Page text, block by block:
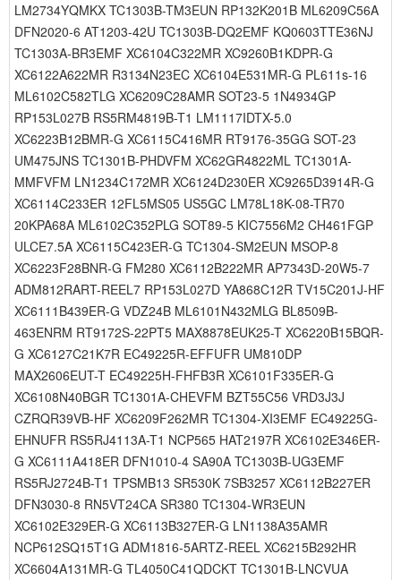
LM2734YQMKX TC1303B-TM3EUN RP132K201B ML6209C56A
DFN2020-6 AT1203-42U TC1303B-DQ2EMF KQ0603TTE36NJ
TC1303A-BR3EMF XC6104C322MR XC9260B1KDPR-G
XC6122A622MR R3134N23EC XC6104E531MR-G PL611s-16
ML6102C582TLG XC6209C28AMR SOT23-5 1N4934GP
RP153L027B RS5RM4819B-T1 LM1117IDTX-5.0
XC6223B12BMR-G XC6115C416MR RT9176-35GG SOT-23
UM475JNS TC1301B-PHDVFM XC62GR4822ML TC1301A-
MMFVFM LN1234C172MR XC6124D230ER XC9265D3914R-G
XC6114C233ER 12FL5MS05 US5GC LM78L18K-08-TR70
20KPA68A ML6102C352PLG SOT89-5 KIC7556M2 CH461FGP
ULCE7.5A XC6115C423ER-G TC1304-SM2EUN MSOP-8
XC6223F28BNR-G FM280 XC6112B222MR AP7343D-20W5-7
ADM812RART-REEL7 RP153L027D YA868C12R TV15C201J-HF
XC6111B439ER-G VDZ24B ML6101N432MLG BL8509B-
463ENRM RT9172S-22PT5 MAX8878EUK25-T XC6220B15BQR-
G XC6127C21K7R EC49225R-EFFUFR UM810DP
MAX2606EUT-T EC49225H-FHFB3R XC6101F335ER-G
XC6108N40BGR TC1301A-CHEVFM BZT55C56 VRD3J3J
CZRQR39VB-HF XC6209F262MR TC1304-XI3EMF EC49225G-
EHNUFR RS5RJ4113A-T1 NCP565 HAT2197R XC6102E346ER-
G XC6111A418ER DFN1010-4 SA90A TC1303B-UG3EMF
RS5RJ2724B-T1 TPSMB13 SR530K 7SB3257 XC6112B227ER
DFN3030-8 RN5VT24CA SR380 TC1304-WR3EUN
XC6102E329ER-G XC6113B327ER-G LN1138A35AMR
NCP612SQ15T1G ADM1816-5ARTZ-REEL XC6215B292HR
XC6604A131MR-G TL4050C41QDCKT TC1301B-LNCVUA